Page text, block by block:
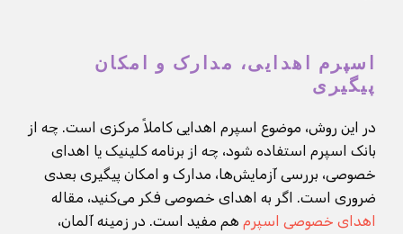
اسپرم اهدایی، مدارک و امکان
پیگیری
در این روش، موضوع اسپرم اهدایی کاملاً مرکزی است. چه از
بانک اسپرم استفاده شود، چه از برنامه کلینیک یا اهدای
خصوصی، بررسی آزمایش‌ها، مدارک و امکان پیگیری بعدی
ضروری است. اگر به اهدای خصوصی فکر می‌کنید، مقاله
اهدای خصوصی اسپرم هم مفید است. در زمینه آلمان،